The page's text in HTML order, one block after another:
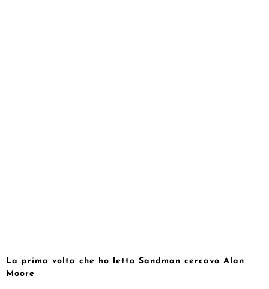
La prima volta che ho letto Sandman cercavo Alan
Moore